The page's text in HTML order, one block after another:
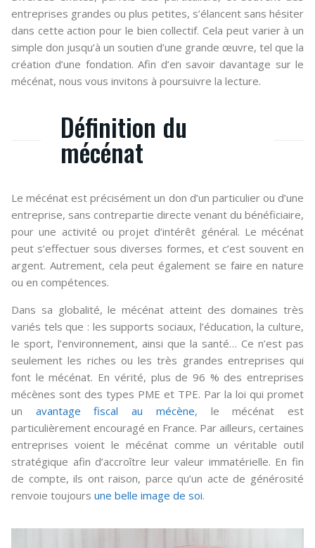
entreprises grandes ou plus petites, s’élancent sans hésiter
dans cette action pour le bien collectif. Cela peut varier à un
simple don jusqu’à un soutien d’une grande œuvre, tel que la
création d’une fondation. Afin d’en savoir davantage sur le
mécénat, nous vous invitons à poursuivre la lecture.
Définition du
mécénat
Le mécénat est précisément un don d’un particulier ou d’une
entreprise, sans contrepartie directe venant du bénéficiaire,
pour une activité ou projet d’intérêt général. Le mécénat
peut s’effectuer sous diverses formes, et c’est souvent en
argent. Autrement, cela peut également se faire en nature
ou en compétences.
Dans sa globalité, le mécénat atteint des domaines très
variés tels que : les supports sociaux, l’éducation, la culture,
le sport, l’environnement, ainsi que la santé… Ce n’est pas
seulement les riches ou les très grandes entreprises qui
font le mécénat. En vérité, plus de 96 % des entreprises
mécènes sont des types PME et TPE. Par la loi qui promet
un avantage fiscal au mécène, le mécénat est
particulièrement encouragé en France. Par ailleurs, certaines
entreprises voient le mécénat comme un véritable outil
stratégique afin d’accroître leur valeur immatérielle. En fin
de compte, ils ont raison, parce qu’un acte de générosité
renvoie toujours une belle image de soi.